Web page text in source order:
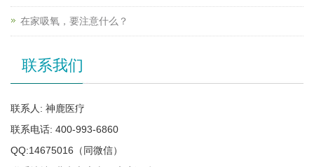
在家吸氧，要注意什么？
联系我们
联系人: 神鹿医疗
联系电话: 400-993-6860
QQ:14675016（同微信）